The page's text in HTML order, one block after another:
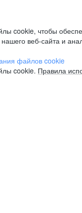
cookie, чтобы
веб-сайта и
файлов cookie
cookie. Правила